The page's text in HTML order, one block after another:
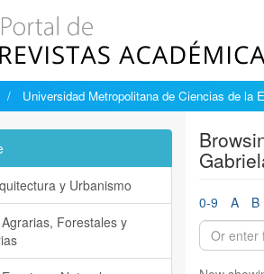
Universidad Metropolitana de Ciencias de la
0-9 A B
y Urbanismo
Forestales y